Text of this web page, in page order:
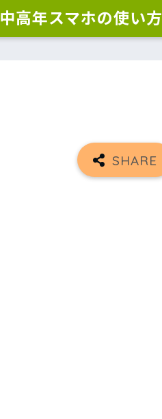
中高年スマホの使い方